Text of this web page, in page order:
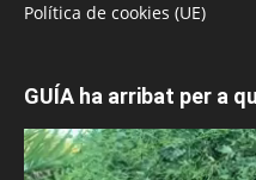
Política de cookies (UE)
GUÍA ha arribat per a
Reproductor
de